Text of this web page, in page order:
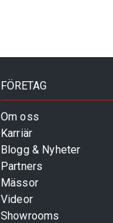
FÖRETAG
Om oss
Karriär
Blogg & Nyheter
Partners
Mässor
Videor
Showrooms